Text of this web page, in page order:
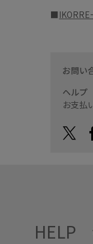
■
お問い
ヘルプ
お支払
HELP